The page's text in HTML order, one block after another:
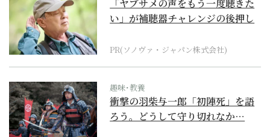
「ヤブサメの声をもう一度聴きた
い」が補聴器チャレンジの後押し
PR(ソノヴァ・ジャパン株式会社)
趣味･教養
衝撃の羽柴与一郎「初陣死」を語
ろう。どうして守り切れなか…